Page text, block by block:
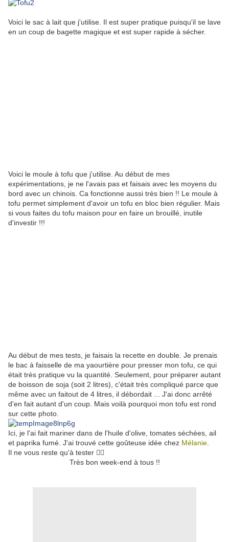
Voici le sac à lait que j'utilise. Il est super pratique puisqu'il se lave
en un coup de bagette magique et est super rapide à sécher.
Voici le moule à tofu que j'utilise. Au début de mes
expérimentations, je ne l'avais pas et faisais avec les moyens du
bord avec un chinois. Ca fonctionne aussi très bien !! Le moule à
tofu permet simplement d'avoir un tofu en bloc bien régulier. Mais
si vous faites du tofu maison pour en faire un brouillé, inutile
d'investir !!!
Au début de mes tests, je faisais la recette en double. Je prenais
le bac à faisselle de ma yaourtière pour presser mon tofu, ce qui
était très pratique vu la quantité. Seulement, pour préparer autant
de boisson de soja (soit 2 litres), c'était très compliqué parce que
même avec un faitout de 4 litres, il débordait ... J'ai donc arrêté
d'en fait autant d'un coup. Mais voilà pourquoi mon tofu est rond
sur cette photo.
Ici, je l'ai fait mariner dans de l'huile d'olive, tomates séchées, ail
et paprika fumé. J'ai trouvé cette goûteuse idée chez Mélanie
Il ne vous reste qu'à tester 💁‍♀️
Très bon week-end à tous !!